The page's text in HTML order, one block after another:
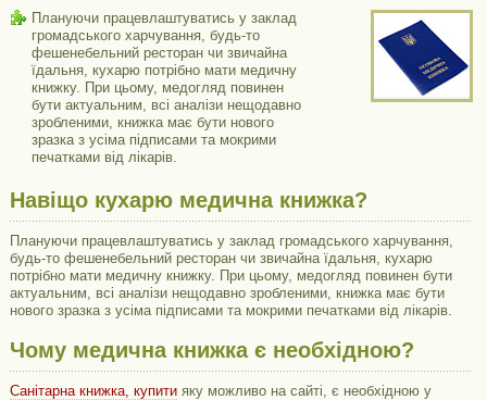
Плануючи працевлаштуватись у заклад
громадського харчування, будь-то
фешенебельний ресторан чи звичайна
їдальня, кухарю потрібно мати медичну
книжку. При цьому, медогляд повинен
бути актуальним, всі аналізи нещодавно
зробленими, книжка має бути нового
зразка з усіма підписами та мокрими
печатками від лікарів.
Навіщо кухарю медична книжка?
Плануючи працевлаштуватись у заклад громадського харчування,
будь-то фешенебельний ресторан чи звичайна їдальня, кухарю
потрібно мати медичну книжку. При цьому, медогляд повинен бути
актуальним, всі аналізи нещодавно зробленими, книжка має бути
нового зразка з усіма підписами та мокрими печатками від лікарів.
Чому медична книжка є необхідною?
Санітарна книжка, купитияку можливо на сайті, є необхідною у